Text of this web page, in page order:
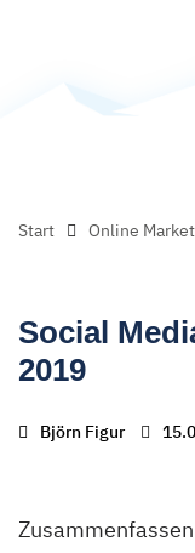
Start Online
Social
2019
Björn Figur